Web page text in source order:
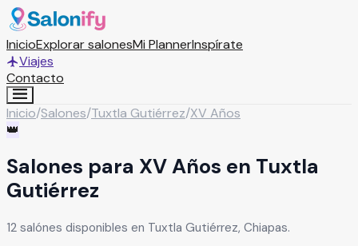
InicioExplorar salonesMi PlannerInspírate
Viajes
Contacto
Inicio/Salones/Tuxtla Gutiérrez/XV Años
👑
Salones para XV Años en Tuxtla
Gutiérrez
12 salónes disponibles en Tuxtla Gutiérrez, Chiapas.